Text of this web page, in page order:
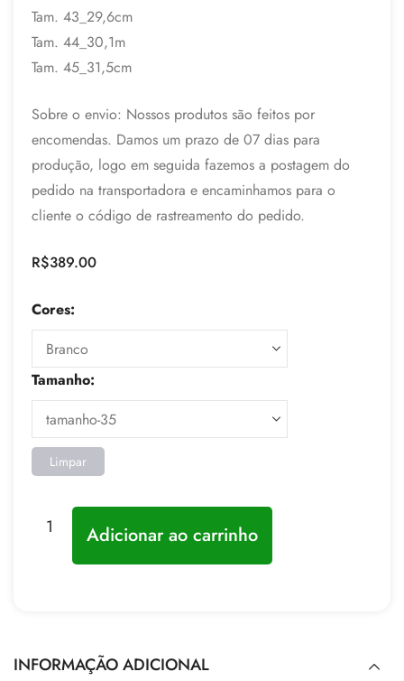
Tam. 43_29,6cm
Tam. 44_30,1m
Tam. 45_31,5cm
Sobre o envio: Nossos produtos são feitos por
encomendas. Damos um prazo de 07 dias para
produção, logo em seguida fazemos a postagem do
pedido na transportadora e encaminhamos para o
cliente o código de rastreamento do pedido.
R$389.00
Cores:
Tamanho:
Limpar
Adicionar ao carrinho
INFORMAÇÃO ADICIONAL